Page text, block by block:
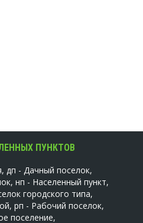
ПУНКТОВ
дп - Дачный поселок,
нп - Населенный пункт,
городского типа,
рп - Рабочий поселок,
поселение,